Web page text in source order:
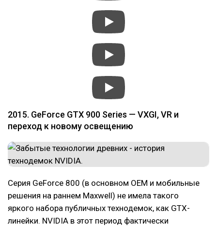
2015. GeForce GTX 900 Series — VXGI, VR и
переход к новому освещению
Серия GeForce 800 (в основном OEM и мобильные
решения на раннем Maxwell) не имела такого
яркого набора публичных технодемок, как GTX-
линейки. NVIDIA в этот период фактически